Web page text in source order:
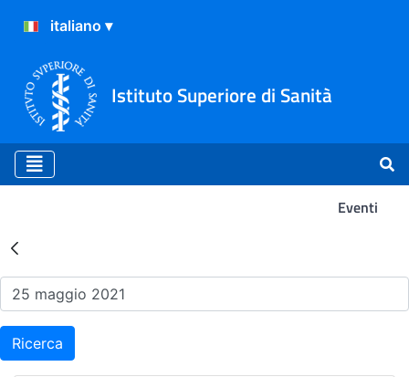
Istituto Superiore di Sanità
Eventi
Risultati della Ricerca -
Ricerca